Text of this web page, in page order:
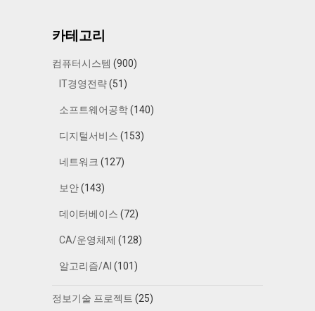
카테고리
컴퓨터시스템 (900)
IT경영전략(51)
소프트웨어공학(140)
디지털서비스 (153)
네트워크 (127)
보안(143)
데이터베이스 (72)
CA/운영체제 (128)
알고리즘/AI (101)
정보기술 프로젝트 (25)